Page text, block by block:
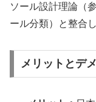
ソール設計理論（
ール分類）と整合し
メリットとデ